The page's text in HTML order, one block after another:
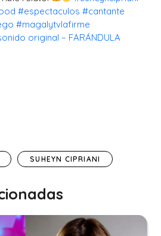
#espectaculos #cantante
#magalytvlafirme
original – FARÁNDULA
SUHEYN CIPRIANI